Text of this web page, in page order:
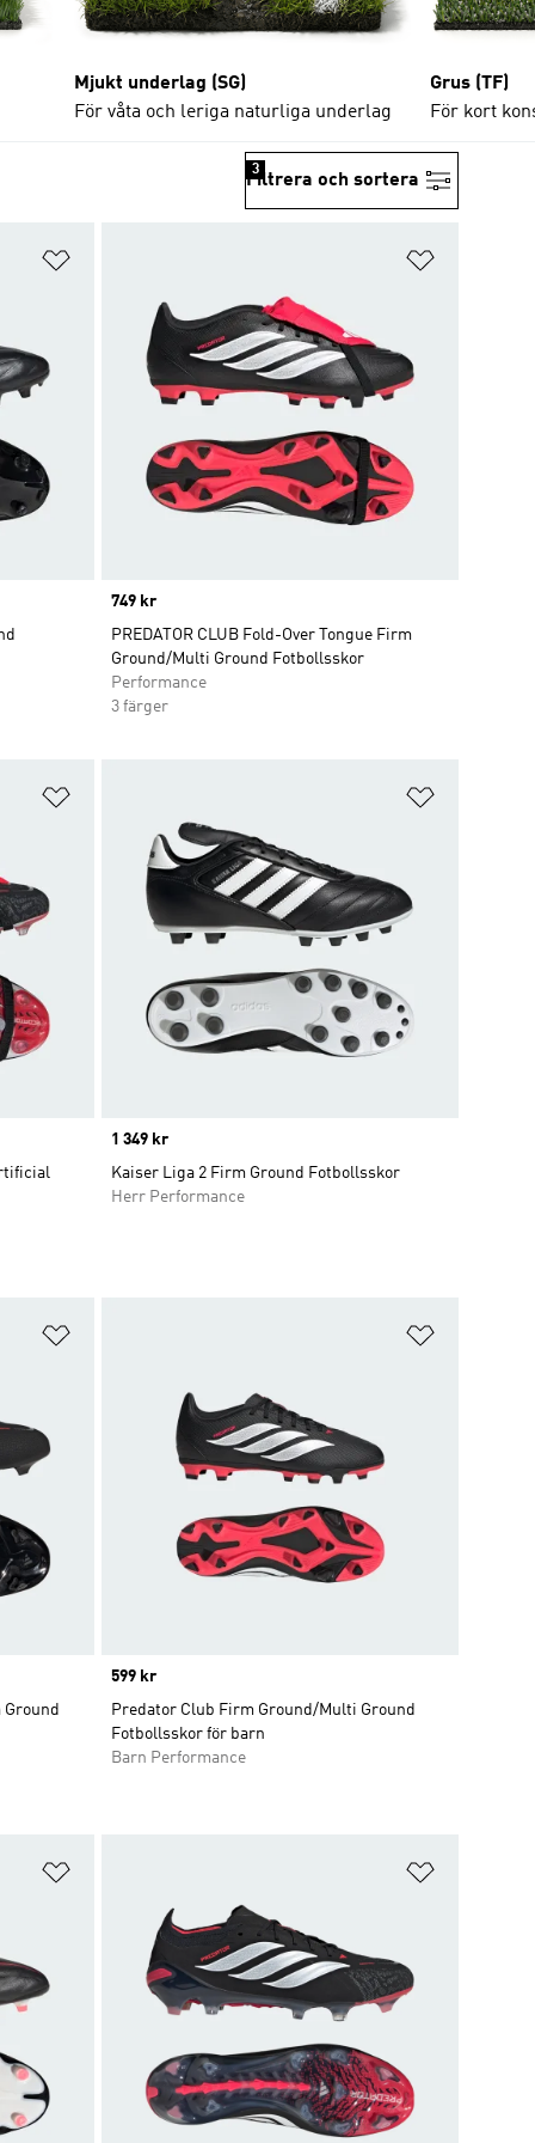
Mjukt underlag (SG)
För våta och leriga naturliga underlag
Grus (TF)
För kort
Filtrera och sortera
3
Price
749 kr
PREDATOR CLUB Fold-Over Tongue Firm
Ground/Multi Ground Fotbollsskor
Performance
3 färger
Price
1 349 kr
Kaiser Liga 2 Firm Ground Fotbollsskor
Herr Performance
Ground
Price
599 kr
Predator Club Firm Ground/Multi Ground
Fotbollsskor för barn
Barn Performance